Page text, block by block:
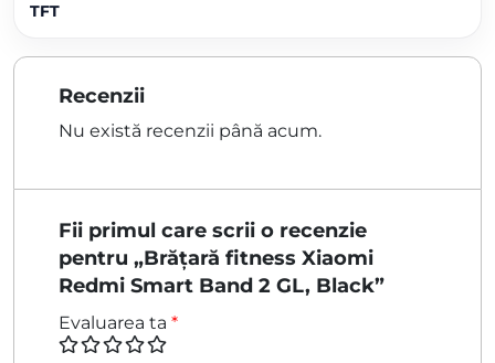
TFT
Recenzii
Nu există recenzii până acum.
Fii primul care scrii o recenzie
pentru „Brățară fitness Xiaomi
Redmi Smart Band 2 GL, Black”
Evaluarea ta *